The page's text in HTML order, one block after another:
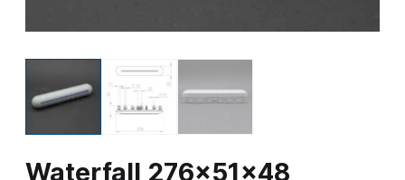
Waterfall 276x51x48